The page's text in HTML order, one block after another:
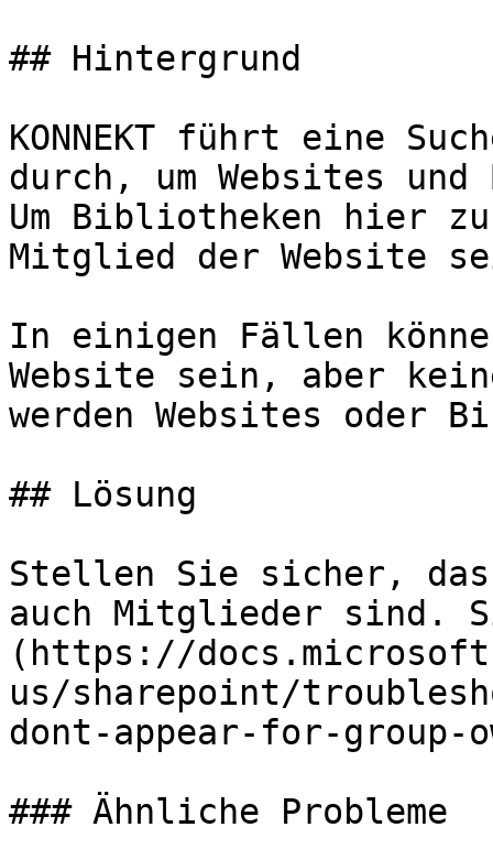
## Hintergrund
KONNEKT führt eine
durch, um Websites
Um Bibliotheken hier
Mitglied der Website
In einigen Fällen
Website sein, aber
werden Websites
## Lösung
Stellen Sie sicher,
auch Mitglieder sind.
(https://
us/sharepoint/
dont-appear-for-
### Ähnliche Probleme